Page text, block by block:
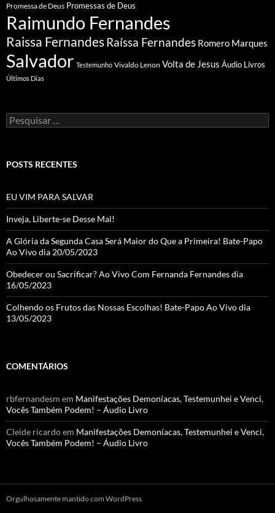
Promessa de Deus Promessas de Deus
Raimundo Fernandes
Raissa FernandesRaíssa Fernandes Romero Marques
Salvador Testemunho Vivaldo Lenon Volta de Jesus Áudio Livros
Últimos Dias
Pesquisar
por:
POSTS RECENTES
EU VIM PARA SALVAR
Inveja, Liberte-se Desse Mal!
A Glória da Segunda Casa Será Maior do Que a Primeira! Bate-Papo
Ao Vivo dia 20/05/2023
Obedecer ou Sacrificar? Ao Vivo Com Fernanda Fernandes dia
16/05/2023
Colhendo os Frutos das Nossas Escolhas! Bate-Papo Ao Vivo dia
13/05/2023
COMENTÁRIOS
rbfernandesm em Manifestações Demoníacas, Testemunhei e Venci,
Vocês Também Podem! – Áudio Livro
Cleide ricardoem Manifestações Demoníacas, Testemunhei e Venci,
Vocês Também Podem! – Áudio Livro
Orgulhosamente mantido com WordPress